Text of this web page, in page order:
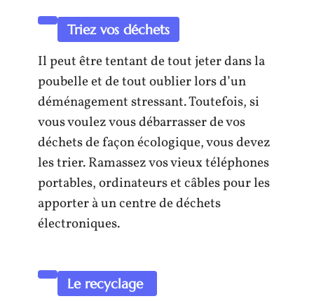
Triez vos déchets
Il peut être tentant de tout jeter dans la
poubelle et de tout oublier lors d’un
déménagement stressant. Toutefois, si
vous voulez vous débarrasser de vos
déchets de façon écologique, vous devez
les trier. Ramassez vos vieux téléphones
portables, ordinateurs et câbles pour les
apporter à un centre de déchets
électroniques.
Le recyclage